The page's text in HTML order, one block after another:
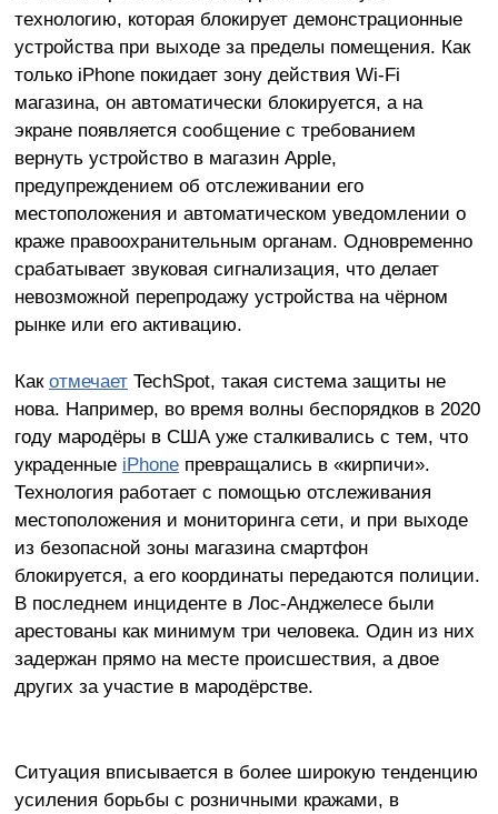
технологию, которая блокирует демонстрационные
устройства при выходе за пределы помещения. Как
только iPhone покидает зону действия Wi-Fi
магазина, он автоматически блокируется, а на
экране появляется сообщение с требованием
вернуть устройство в магазин Apple,
предупреждением об отслеживании его
местоположения и автоматическом уведомлении о
краже правоохранительным органам. Одновременно
срабатывает звуковая сигнализация, что делает
невозможной перепродажу устройства на чёрном
рынке или его активацию.
Как отмечаетTechSpot, такая система защиты не
нова. Например, во время волны беспорядков в 2020
году мародёры в США уже сталкивались с тем, что
украденные iPhoneпревращались в «кирпичи».
Технология работает с помощью отслеживания
местоположения и мониторинга сети, и при выходе
из безопасной зоны магазина смартфон
блокируется, а его координаты передаются полиции.
В последнем инциденте в Лос-Анджелесе были
арестованы как минимум три человека. Один из них
задержан прямо на месте происшествия, а двое
других за участие в мародёрстве.
Ситуация вписывается в более широкую тенденцию
усиления борьбы с розничными кражами, в